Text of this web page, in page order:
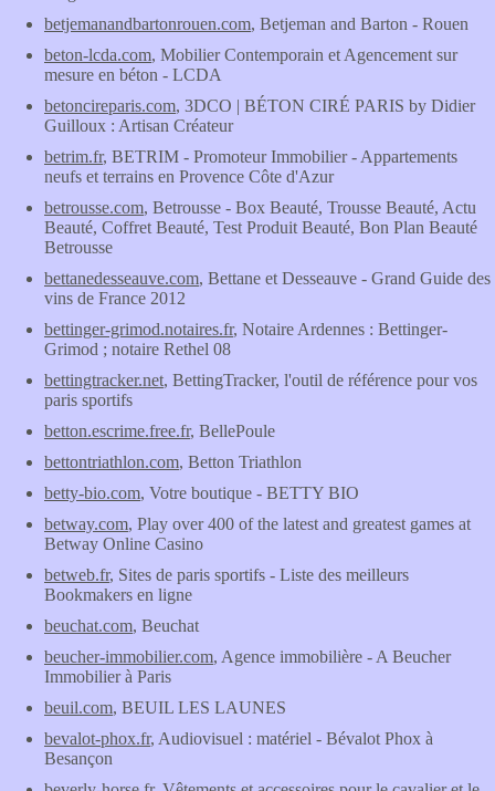
betjemanandbartonrouen.com, Betjeman and Barton - Rouen
beton-lcda.com, Mobilier Contemporain et Agencement sur
mesure en béton - LCDA
betoncireparis.com, 3DCO | BÉTON CIRÉ PARIS by Didier
Guilloux : Artisan Créateur
betrim.fr, BETRIM - Promoteur Immobilier - Appartements
neufs et terrains en Provence Côte d'Azur
betrousse.com, Betrousse - Box Beauté, Trousse Beauté, Actu
Beauté, Coffret Beauté, Test Produit Beauté, Bon Plan Beauté
Betrousse
bettanedesseauve.com, Bettane et Desseauve - Grand Guide des
vins de France 2012
bettinger-grimod.notaires.fr, Notaire Ardennes : Bettinger-
Grimod ; notaire Rethel 08
bettingtracker.net, BettingTracker, l'outil de référence pour vos
paris sportifs
betton.escrime.free.fr, BellePoule
bettontriathlon.com, Betton Triathlon
betty-bio.com, Votre boutique - BETTY BIO
betway.com, Play over 400 of the latest and greatest games at
Betway Online Casino
betweb.fr, Sites de paris sportifs - Liste des meilleurs
Bookmakers en ligne
beuchat.com, Beuchat
beucher-immobilier.com, Agence immobilière - A Beucher
Immobilier à Paris
beuil.com, BEUIL LES LAUNES
bevalot-phox.fr, Audiovisuel : matériel - Bévalot Phox à
Besançon